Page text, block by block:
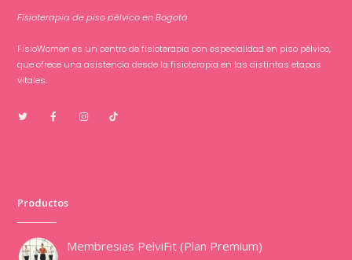
Fisioterapia de piso pélvico en Bogotá
FisioWomen es un centro de fisioterapia con especialidad en piso pélvico,
que ofrece una asistencia desde la fisioterapia en las distintas etapas
vitales.
Productos
Membresias PelviFit (Plan Premium)